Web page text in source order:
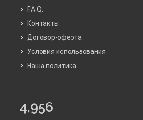
F.A.Q.
Контакты
Договор-оферта
Условия использования
Наша политика
4,956